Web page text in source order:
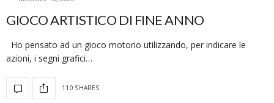
GIOCO ARTISTICO DI FINE ANNO
Ho pensato ad un gioco motorio utilizzando, per indicare le
azioni, i segni grafici…
110 SHARES